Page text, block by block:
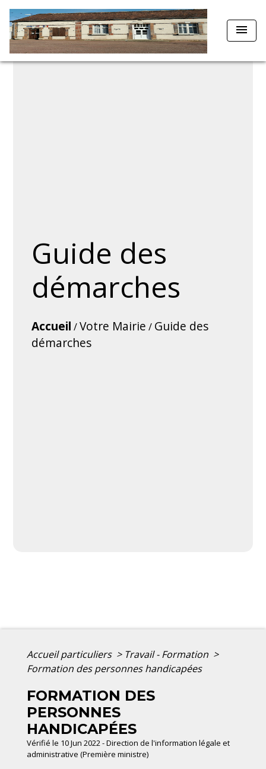
menu
Guide des
démarches
Accueil /Votre Mairie / Guide des
démarches
Accueil particuliers > Travail - Formation >
Formation des personnes handicapées
FORMATION DES
PERSONNES
HANDICAPÉES
Vérifié le 10 Jun 2022 - Direction de l'information légale et
administrative (Première ministre)